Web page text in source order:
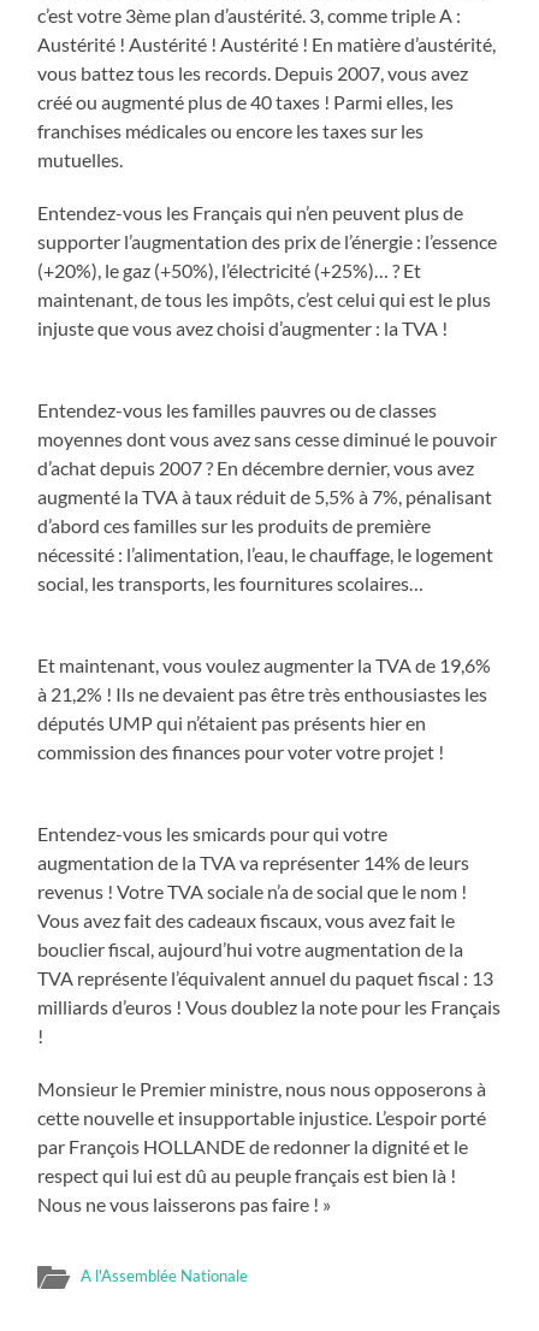
c’est votre 3ème plan d’austérité. 3, comme triple A :
Austérité ! Austérité ! Austérité ! En matière d’austérité,
vous battez tous les records. Depuis 2007, vous avez
créé ou augmenté plus de 40 taxes ! Parmi elles, les
franchises médicales ou encore les taxes sur les
mutuelles.
Entendez-vous les Français qui n’en peuvent plus de
supporter l’augmentation des prix de l’énergie : l’essence
(+20%), le gaz (+50%), l’électricité (+25%)… ? Et
maintenant, de tous les impôts, c’est celui qui est le plus
injuste que vous avez choisi d’augmenter : la TVA !
Entendez-vous les familles pauvres ou de classes
moyennes dont vous avez sans cesse diminué le pouvoir
d’achat depuis 2007 ? En décembre dernier, vous avez
augmenté la TVA à taux réduit de 5,5% à 7%, pénalisant
d’abord ces familles sur les produits de première
nécessité : l’alimentation, l’eau, le chauffage, le logement
social, les transports, les fournitures scolaires…
Et maintenant, vous voulez augmenter la TVA de 19,6%
à 21,2% ! Ils ne devaient pas être très enthousiastes les
députés UMP qui n’étaient pas présents hier en
commission des finances pour voter votre projet !
Entendez-vous les smicards pour qui votre
augmentation de la TVA va représenter 14% de leurs
revenus ! Votre TVA sociale n’a de social que le nom !
Vous avez fait des cadeaux fiscaux, vous avez fait le
bouclier fiscal, aujourd’hui votre augmentation de la
TVA représente l’équivalent annuel du paquet fiscal : 13
milliards d’euros ! Vous doublez la note pour les Français
!
Monsieur le Premier ministre, nous nous opposerons à
cette nouvelle et insupportable injustice. L’espoir porté
par François HOLLANDE de redonner la dignité et le
respect qui lui est dû au peuple français est bien là !
Nous ne vous laisserons pas faire ! »
A l'Assemblée Nationale